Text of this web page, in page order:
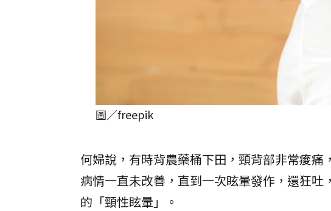
圖／freepik
何婦說，有時背農藥桶下田，頸背部非常痠痛
病情一直未改善，直到一次眩暈發作，還狂
的「頸性眩暈」。